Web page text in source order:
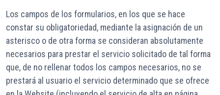
Los campos de los formularios, en los que se hace
constar su obligatoriedad, mediante la asignación de un
asterisco o de otra forma se consideran absolutamente
necesarios para prestar el servicio solicitado de tal forma
que, de no rellenar todos los campos necesarios, no se
prestará al usuario el servicio determinado que se ofrece